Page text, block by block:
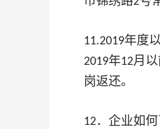
11.2019年度
2019年12月
岗返还。
12．企业如